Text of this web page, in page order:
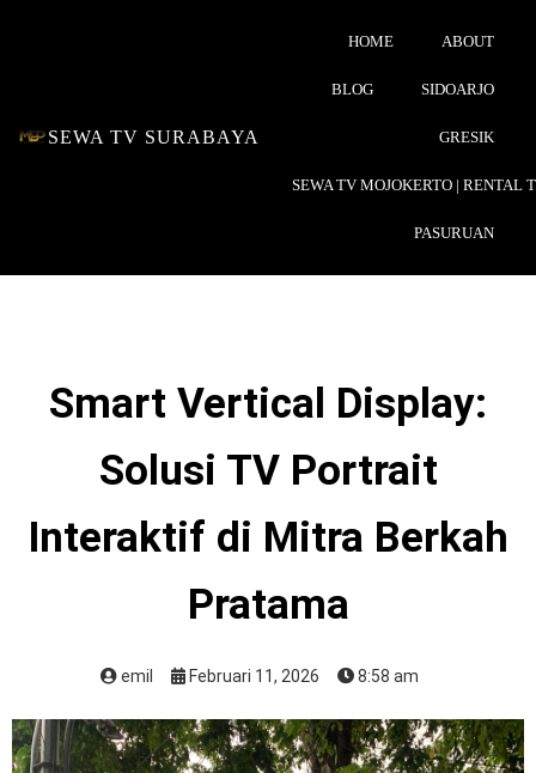
SEWA TV SURABAYA
HOME ABOUT
BLOG SIDOARJO
GRESIK
SEWA TV MOJOKERTO | RENTAL
PASURUAN
Smart Vertical Display:
Solusi TV Portrait
Interaktif di Mitra Berkah
Pratama
emil Februari 11, 2026 8:58 am